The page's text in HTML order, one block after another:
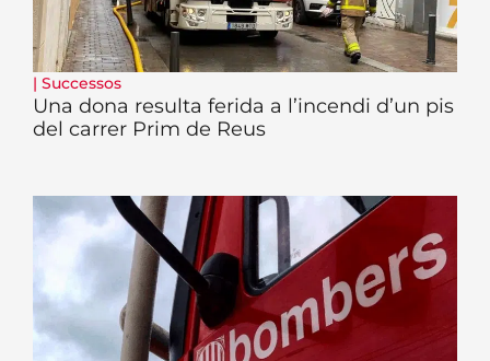
| Successos
Una dona resulta ferida a l’incendi d’un pis
del carrer Prim de Reus